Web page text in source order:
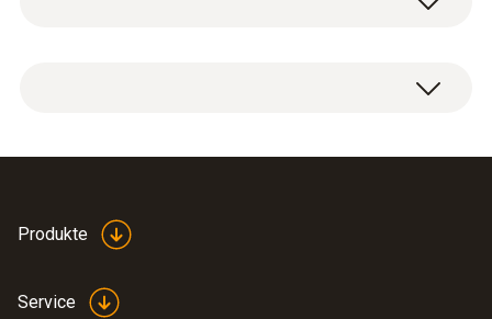
Konischer Prüfstopfen 1/2" zum Anschluss
Produkte
Service